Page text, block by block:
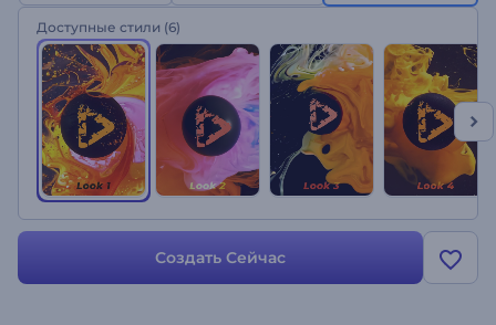
и услуг, интро или аутро каналов, открытия презентаций,
телевизионной рекламы и многого другого. Попробуйте
прямо сейчас!
Доступные стили (6)
Создать Сейчас